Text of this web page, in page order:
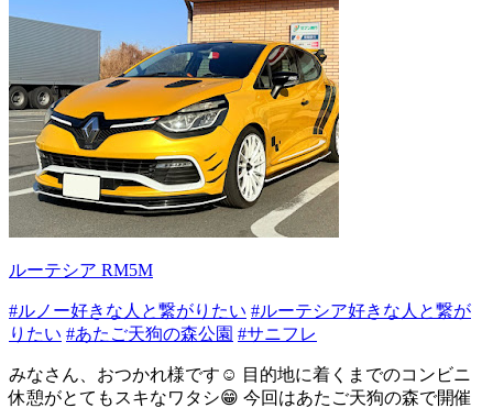
ルーテシア RM5M
#ルノー好きな人と繋がりたい #ルーテシア好きな人と繋が
りたい #あたご天狗の森公園 #サニフレ
みなさん、おつかれ様です☺️ 目的地に着くまでのコンビニ
休憩がとてもスキなワタシ😁 今回はあたご天狗の森で開催